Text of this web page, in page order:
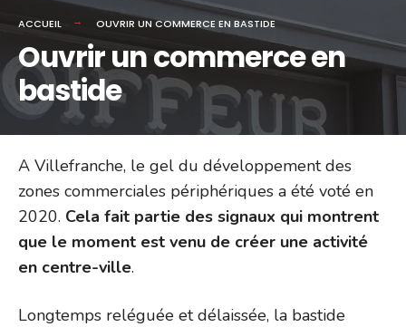
ACCUEIL OUVRIR UN COMMERCE EN BASTIDE
Ouvrir un commerce en
bastide
A Villefranche, le gel du développement des
zones commerciales périphériques a été voté en
2020. Cela fait partie des signaux qui montrent
que le moment est venu de créer une activité
en centre-ville.
Longtemps reléguée et délaissée, la bastide